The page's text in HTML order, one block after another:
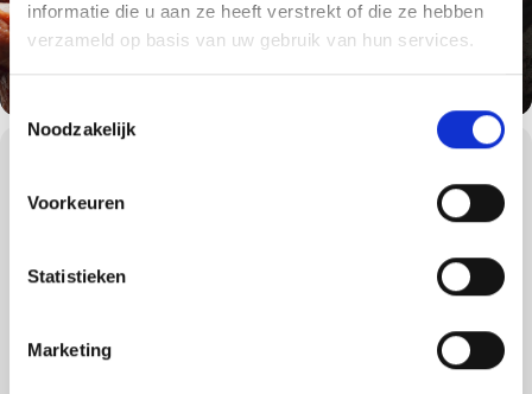
informatie die u aan ze heeft verstrekt of die ze hebben
verzameld op basis van uw gebruik van hun services.
Toestemmingsselectie
Noodzakelijk
Voorkeuren
Statistieken
Marketing
Barbecueën in de winter? Jazeker!
Ervaar de ultieme gezellige barbecue-beleving in de winter. Bij de
maken op de barbecue.
Buiten bij de barbecue, knapperend vuur van de barbecue, een
sneeuw. Het wintermenu is tevens leuk om te bereiden als
kerstmenu, voor een geslaagde kerst of andere winterse